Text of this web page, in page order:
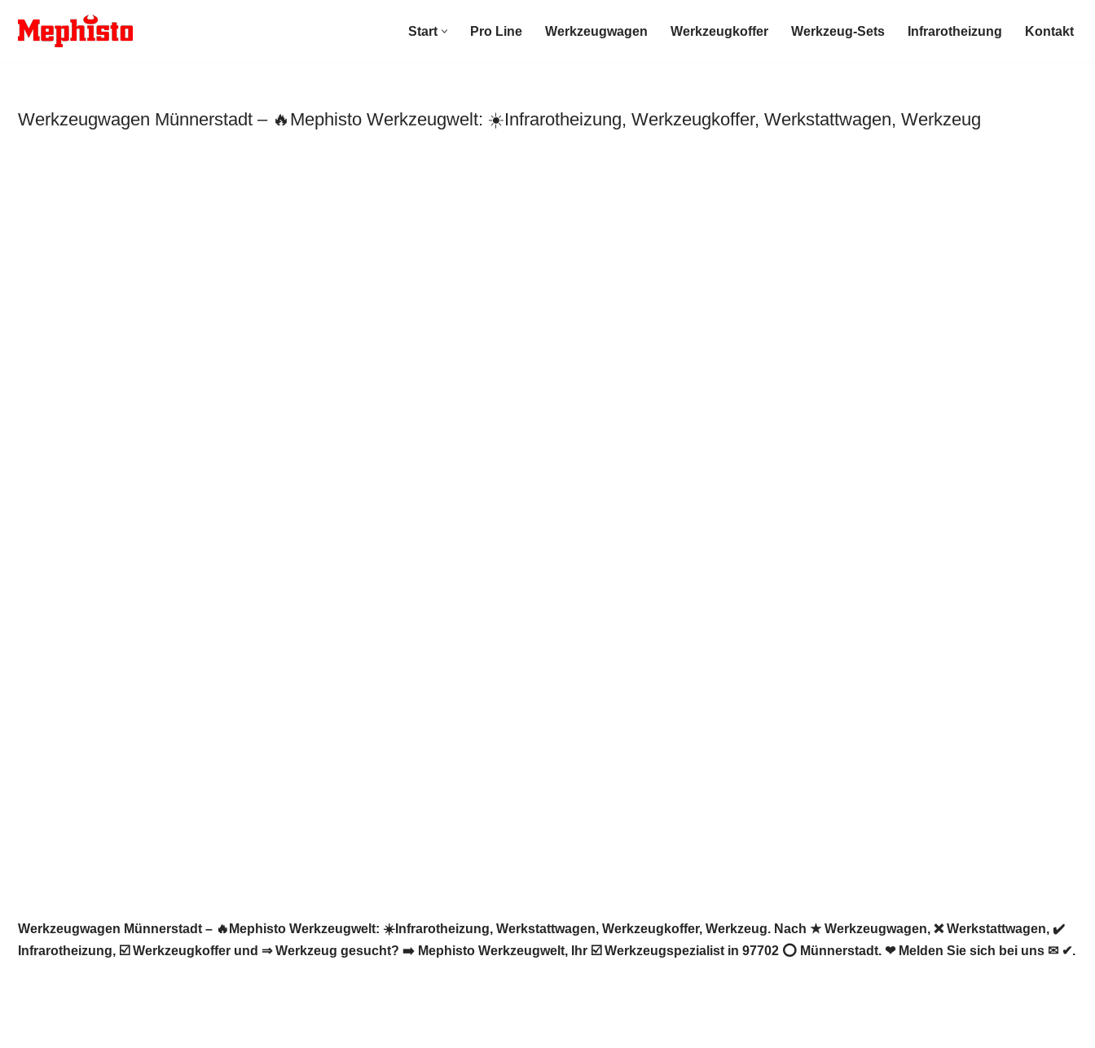
Zum
Start Pro Line Werkzeugwagen Werkzeugkoffer Werkzeug-Sets Infrarotheizung Kontakt
Werkzeugwagen Münnerstadt – 🔥Mephisto Werkzeugwelt: ☀️Infrarotheizung, Werkzeugkoffer, Werkstattwagen, Werkzeug
Werkzeugwagen Münnerstadt – 🔥Mephisto Werkzeugwelt: ☀️Infrarotheizung, Werkstattwagen, Werkzeugkoffer, Werkzeug. Nach ★ Werkzeugwagen, ❌ Werkstattwagen, ✔️
Infrarotheizung, ☑️ Werkzeugkoffer und ⇒ Werkzeug gesucht? ➡️ Mephisto Werkzeugwelt, Ihr ☑️ Werkzeugspezialist in 97702 ⭕ Münnerstadt. ❤ Melden Sie sich bei uns ✉ ✔.